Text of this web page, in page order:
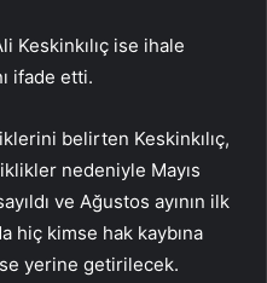
Keskinkılıç ise ihale
ifade etti.
belirten Keskinkılıç,
nedeniyle Mayıs
ve Ağustos ayının ilk
hiç kimse hak kaybına
yerine getirilecek.